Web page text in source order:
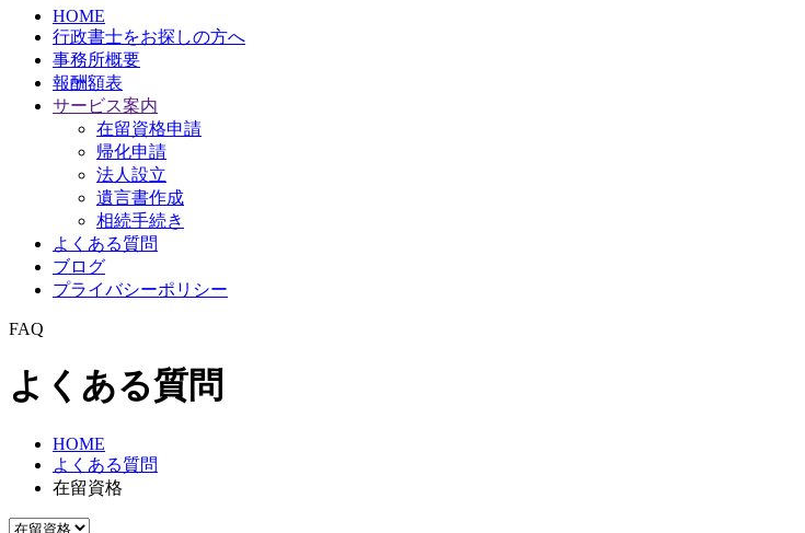
HOME
行政書士をお探しの方へ
事務所概要
報酬額表
サービス案内
在留資格申請
帰化申請
法人設立
遺言書作成
相続手続き
よくある質問
ブログ
プライバシーポリシー
FAQ
よくある質問
HOME
よくある質問
在留資格